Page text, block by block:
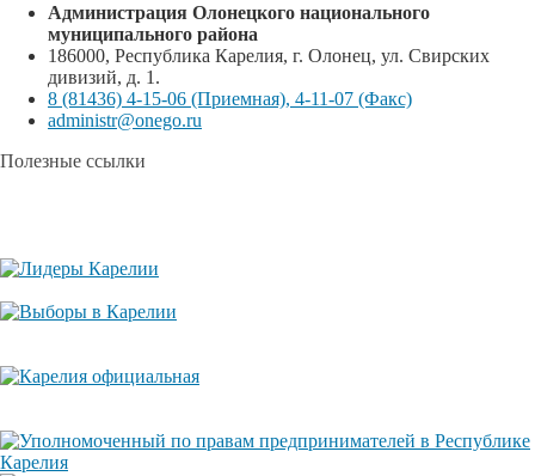
Администрация Олонецкого национального
муниципального района
186000, Республика Карелия, г. Олонец, ул. Свирских
дивизий, д. 1.
8 (81436) 4-15-06 (Приемная), 4-11-07 (Факс)
administr@onego.ru
Полезные ссылки